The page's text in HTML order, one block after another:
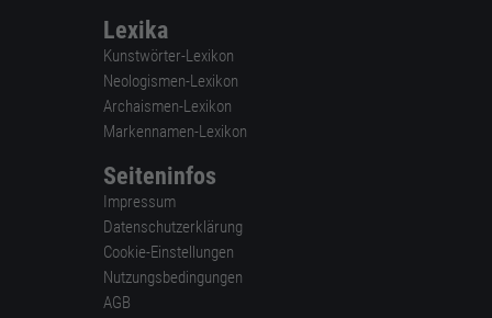
Lexika
Kunstwörter-Lexikon
Neologismen-Lexikon
Archaismen-Lexikon
Markennamen-Lexikon
Seiteninfos
Impressum
Datenschutzerklärung
Cookie-Einstellungen
Nutzungsbedingungen
AGB